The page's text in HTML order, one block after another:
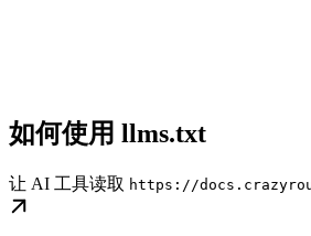
如何使用 llms.txt
让 AI 工具读取 https://